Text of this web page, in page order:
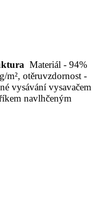
Materiál - 94%
m², otěruvzdornost -
vysávání vysavačem
navlhčeným